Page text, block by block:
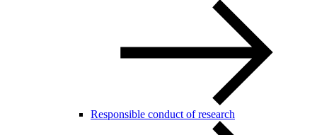
Responsible conduct of research